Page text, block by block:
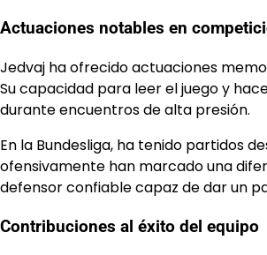
Actuaciones notables en
Jedvaj ha ofrecido actuaciones
Su capacidad para leer el juego y
durante encuentros de alta presión.
En la Bundesliga, ha tenido partidos
ofensivamente han marcado una
defensor confiable capaz de dar un
Contribuciones al éxito del equipo